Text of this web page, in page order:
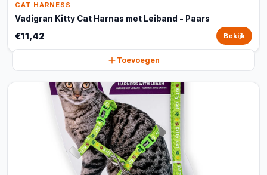
CAT HARNESS
Vadigran Kitty Cat Harnas met Leiband - Paars
€11,42 Bekijk
Toevoegen